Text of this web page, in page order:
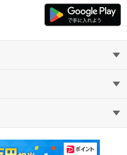
中古マンション
教えて！住まいの先生